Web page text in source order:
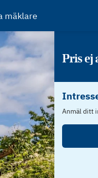
mäklare
Pris ej
Anmäl ditt